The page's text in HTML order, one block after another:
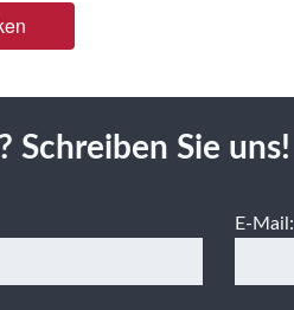
Schreiben Sie uns!
E-Mail: